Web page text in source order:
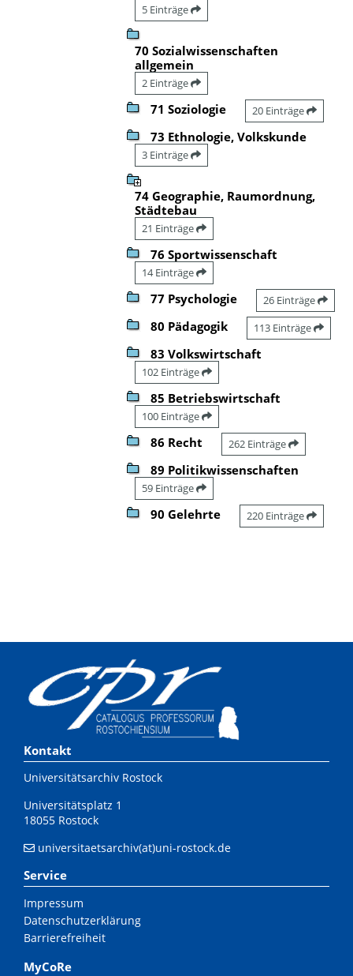
5 Einträge
70 Sozialwissenschaften
allgemein
2 Einträge
71 Soziologie 20 Einträge
73 Ethnologie, Volkskunde
3 Einträge
74 Geographie, Raumordnung,
Städtebau
21 Einträge
76 Sportwissenschaft
14 Einträge
77 Psychologie 26 Einträge
80 Pädagogik 113 Einträge
83 Volkswirtschaft
102 Einträge
85 Betriebswirtschaft
100 Einträge
86 Recht 262 Einträge
89 Politikwissenschaften
59 Einträge
90 Gelehrte 220 Einträge
Kontakt
Universitätsarchiv Rostock
Universitätsplatz 1
18055 Rostock
universitaetsarchiv(at)uni-rostock.de
Service
Impressum
Datenschutzerklärung
Barrierefreiheit
MyCoRe